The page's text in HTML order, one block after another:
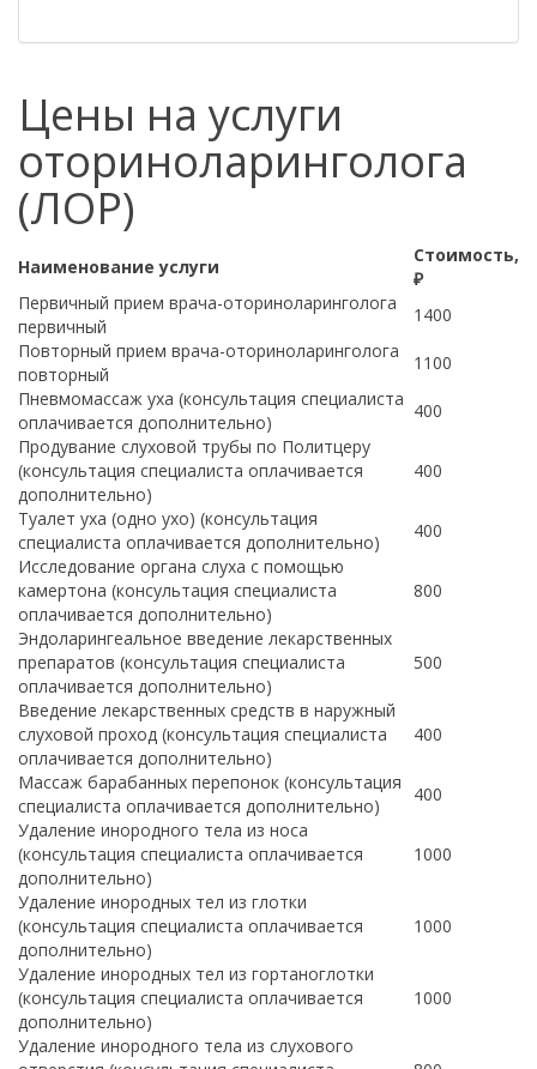
Цены на услуги
оториноларинголога
(ЛОР)
Наименование услуги
Стоимость,
₽
Первичный прием врача-оториноларинголога
первичный
1400
Повторный прием врача-оториноларинголога
повторный
1100
Пневмомассаж уха (консультация специалиста
оплачивается дополнительно)
400
Продувание слуховой трубы по Политцеру
(консультация специалиста оплачивается
дополнительно)
400
Туалет уха (одно ухо) (консультация
специалиста оплачивается дополнительно)
400
Исследование органа слуха с помощью
камертона (консультация специалиста
оплачивается дополнительно)
800
Эндоларингеальное введение лекарственных
препаратов (консультация специалиста
оплачивается дополнительно)
500
Введение лекарственных средств в наружный
слуховой проход (консультация специалиста
оплачивается дополнительно)
400
Массаж барабанных перепонок (консультация
специалиста оплачивается дополнительно)
400
Удаление инородного тела из носа
(консультация специалиста оплачивается
дополнительно)
1000
Удаление инородных тел из глотки
(консультация специалиста оплачивается
дополнительно)
1000
Удаление инородных тел из гортаноглотки
(консультация специалиста оплачивается
дополнительно)
1000
Удаление инородного тела из слухового